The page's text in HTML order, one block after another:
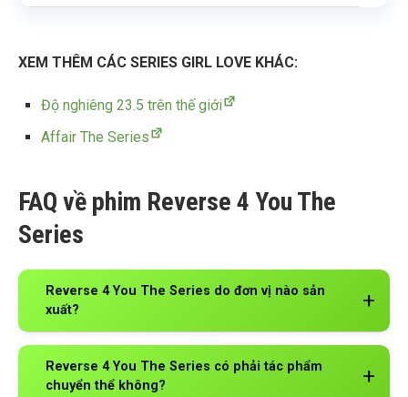
XEM THÊM CÁC SERIES GIRL LOVE KHÁC:
Độ nghiêng 23.5 trên thế giới
Affair The Series
FAQ về phim Reverse 4 You The
Series
Reverse 4 You The Series do đơn vị nào sản
xuất?
Reverse 4 You The Series có phải tác phẩm
chuyển thể không?